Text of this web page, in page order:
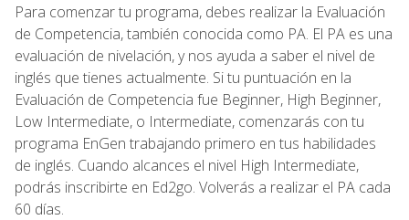
Para comenzar tu programa, debes realizar la Evaluación
de Competencia, también conocida como PA. El PA es una
evaluación de nivelación, y nos ayuda a saber el nivel de
inglés que tienes actualmente. Si tu puntuación en la
Evaluación de Competencia fue Beginner, High Beginner,
Low Intermediate, o Intermediate, comenzarás con tu
programa EnGen trabajando primero en tus habilidades
de inglés. Cuando alcances el nivel High Intermediate,
podrás inscribirte en Ed2go. Volverás a realizar el PA cada
60 días.